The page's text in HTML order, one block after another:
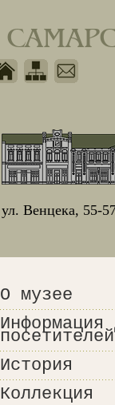
ул. Венцека, 55-
О музее
Информация
посетителей
История
Коллекция